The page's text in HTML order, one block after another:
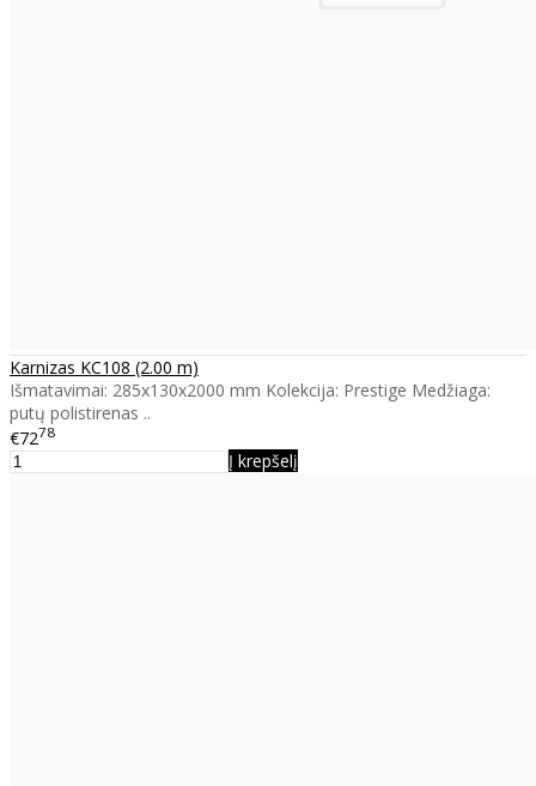
Karnizas KC108 (2.00 m)
Išmatavimai: 285x130x2000 mm Kolekcija: Prestige Medžiaga:
putų polistirenas ..
€7278
Į krepšelį